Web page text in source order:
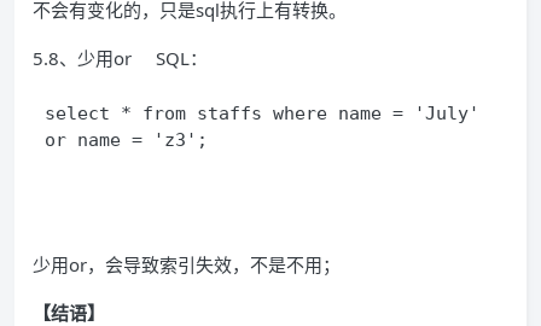
不会有变化的，只是sql执行上有转换。
5.8、少用or SQL：
select * from staffs where name = 'July'
or name = 'z3';
少用or，会导致索引失效，不是不用；
【结语】